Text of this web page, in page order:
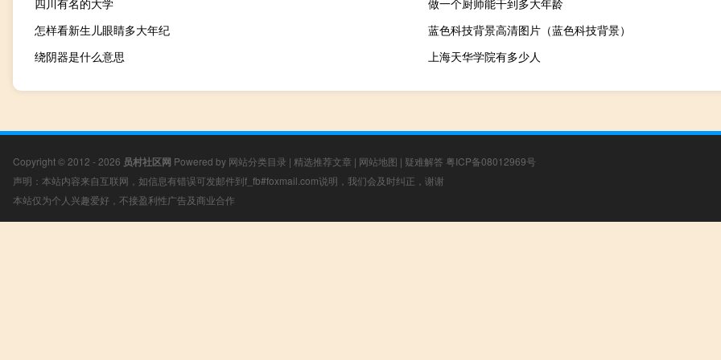
四川有名的大学
做一个厨师能干到多大年龄
怎样看新生儿眼睛多大年纪
蓝色科技背景高清图片（蓝色科技背景）
绕阴器是什么意思
上海天华学院有多少人
Copyright © 2012 - 2026 员村社区网 Powered by 网站分类目录 | 精选推荐文章 | 网站地图 | 疑难解答 粤ICP备08012969号
声明：本站内容来自互联网，如信息有错误可发邮件到f_fb#foxmail.com说明，我们会及时纠正，谢谢
本站仅为个人兴趣爱好，不接盈利性广告及商业合作